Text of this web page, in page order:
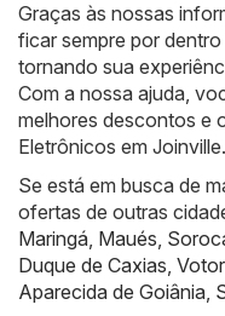
Graças às nossas
ficar sempre por
tornando sua
Com a nossa ajuda,
melhores descontos e
Eletrônicos em Joinville.
Se está em busca de
ofertas de outras
Maringá, Maués,
Duque de Caxias,
Aparecida de Goiânia,